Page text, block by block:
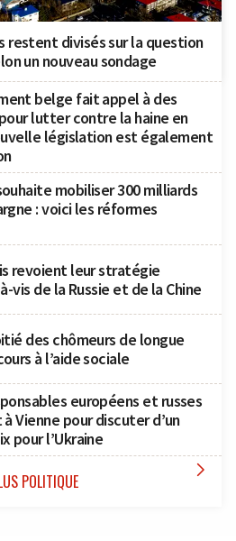
restent divisés sur la question
un nouveau sondage
belge fait appel à des
lutter contre la haine en
législation est également
mobiliser 300 milliards
: voici les réformes
revoient leur stratégie
vis de la Russie et de la Chine
des chômeurs de longue
à l’aide sociale
européens et russes
Vienne pour discuter d’un
pour l’Ukraine
POLITIQUE 